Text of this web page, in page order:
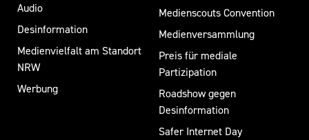
Audio
Desinformation
Medienvielfalt am Standort
NRW
Werbung
Medienscouts Convention
Medienversammlung
Preis für mediale
Partizipation
Roadshow gegen
Desinformation
Safer Internet Day